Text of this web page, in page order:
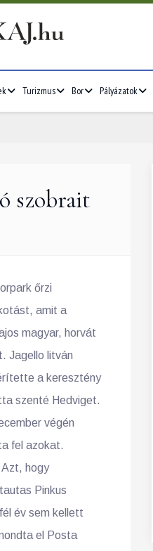
Turizmus Bor Pályázatok
szobrait
őrzi
amit a
magyar, horvát
Jagello litván
a keresztény
szenté Hedviget.
végén
fel azokat.
Azt, hogy
Pinkus
év sem kellett
el Posta